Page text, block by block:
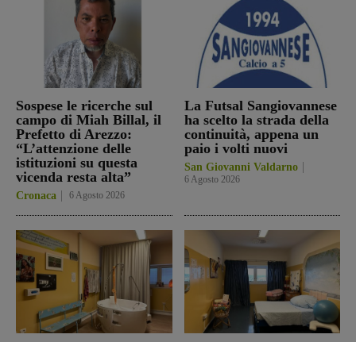
Sospese le ricerche sul
campo di Miah Billal, il
Prefetto di Arezzo:
“L’attenzione delle
istituzioni su questa
vicenda resta alta”
Cronaca 6 Agosto 2026
La Futsal Sangiovannese
ha scelto la strada della
continuità, appena un
paio i volti nuovi
San Giovanni Valdarno
6 Agosto 2026